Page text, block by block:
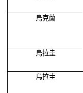
烏克蘭
烏拉圭
烏拉圭